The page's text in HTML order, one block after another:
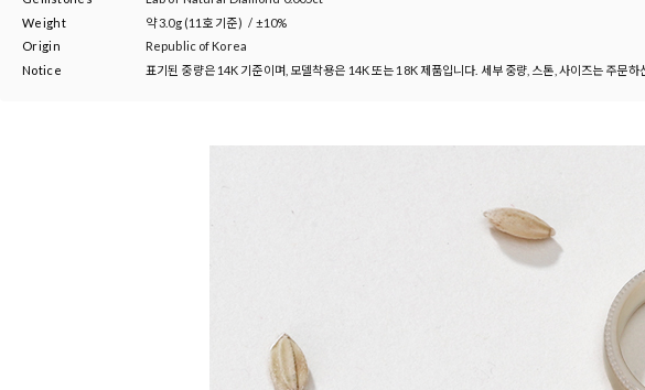
Weight
약3.0g (11호 기준) / ±10%
Origin
Republic of Korea
Notice
표기된 중량은 14K 기준이며, 모델착용은 14K 또는 18K 제품입니다. 세부 중량, 스톤, 사이즈는 주문